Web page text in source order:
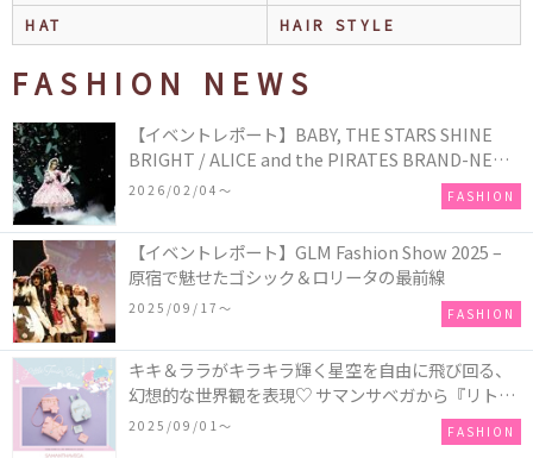
HAT
HAIR STYLE
FASHION NEWS
【イベントレポート】BABY, THE STARS SHINE
BRIGHT / ALICE and the PIRATES BRAND-NEW
COLLECTION in TOKYO
2026/02/04〜 FASHION
【イベントレポート】GLM Fashion Show 2025 –
原宿で魅せたゴシック＆ロリータの最前線
2025/09/17〜 FASHION
キキ＆ララがキラキラ輝く星空を自由に飛び回る、
幻想的な世界観を表現♡ サマンサベガから『リトル
ツインスターズ』50周年アニバーサリーイヤー』を
2025/09/01〜 FASHION